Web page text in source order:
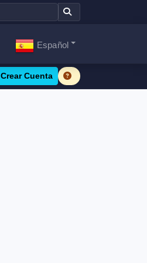
Español
Crear Cuenta